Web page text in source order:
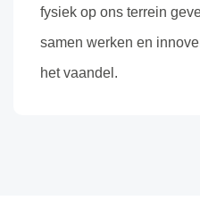
fysiek op ons terrein
samen werken en
het vaandel.